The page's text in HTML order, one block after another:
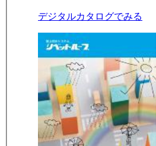
デジタルカタログでみる